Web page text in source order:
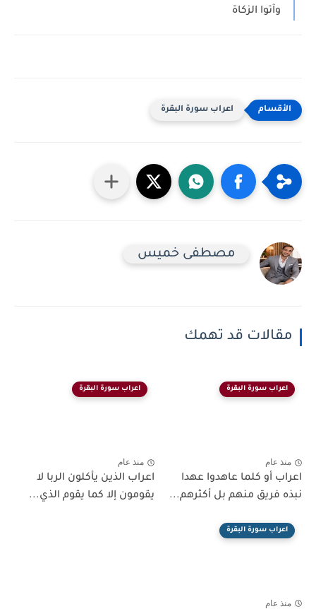
وآتوا الزكاة
اعراب سورة البقرة
مصطفى خميس
مقالات قد تهمك
اعراب سورة البقرة
منذ عام
اعراب أو كلما عاهدوا عهدا
نبذه فريق منهم بل أكثرهم...
اعراب سورة البقرة
منذ عام
اعراب الذين يأكلون الربا لا
يقومون إلا كما يقوم الذي...
اعراب سورة البقرة
منذ عام